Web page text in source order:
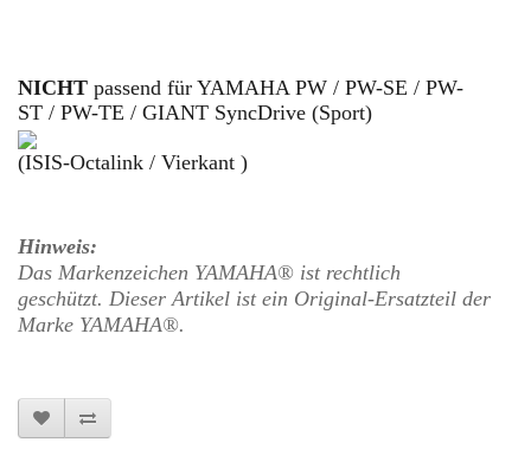
NICHT passend für YAMAHA PW / PW-SE / PW-
ST / PW-TE / GIANT SyncDrive (Sport)
(ISIS-Octalink / Vierkant )
Hinweis:
Das Markenzeichen YAMAHA® ist rechtlich
geschützt. Dieser Artikel ist ein Original-Ersatzteil der
Marke YAMAHA®.